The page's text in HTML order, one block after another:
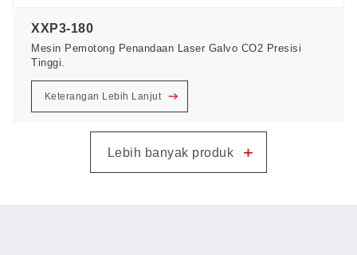
XXP3-180
Mesin Pemotong Penandaan Laser Galvo CO2 Presisi
Tinggi.
Keterangan Lebih Lanjut
Lebih banyak produk +